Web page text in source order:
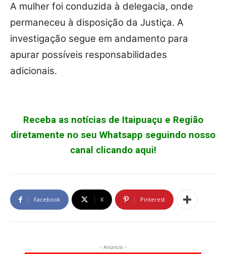
A mulher foi conduzida à delegacia, onde
permaneceu à disposição da Justiça. A
investigação segue em andamento para
apurar possíveis responsabilidades
adicionais.
Receba as notícias de Itaipuaçu e Região
diretamente no seu Whatsapp seguindo nosso
canal clicando aqui!
Facebook X Pinterest
- Anúncio -